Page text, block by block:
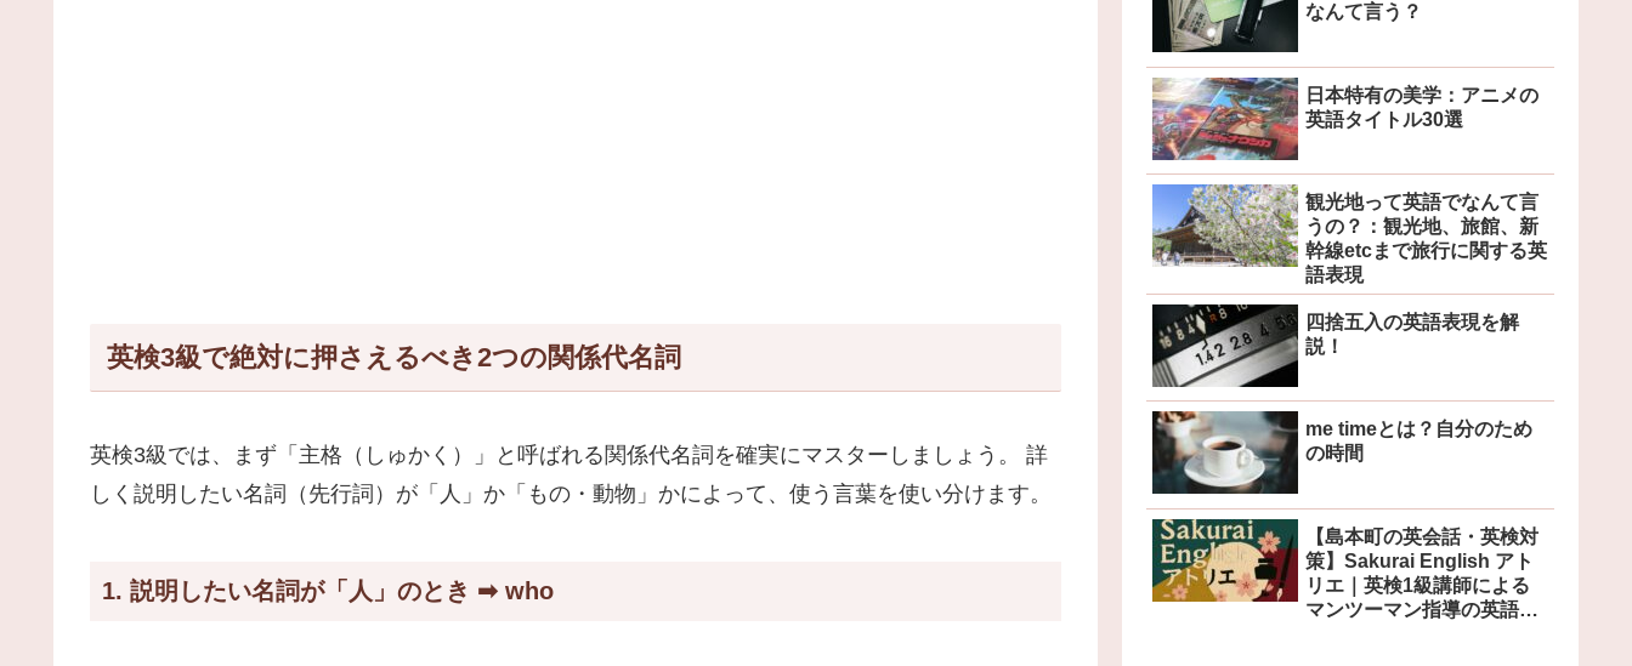
英検3級で絶対に押さえるべき2つの関係代名詞
英検3級では、まず「主格（しゅかく）」と呼ばれる関係代名詞を確実にマスターしましょう。 詳
しく説明したい名詞（先行詞）が「人」か「もの・動物」かによって、使う言葉を使い分けます。
1. 説明したい名詞が「人」のとき ➡ who
なんて言う？
日本特有の美学：アニメの
英語タイトル30選
観光地って英語でなんて言
うの？：観光地、旅館、新
幹線etcまで旅行に関する英
語表現
四捨五入の英語表現を解
説！
me timeとは？自分のため
の時間
【島本町の英会話・英検対
策】Sakurai English アト
リエ｜英検1級講師による
マンツーマン指導の英語教